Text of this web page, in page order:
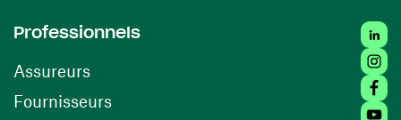
Professionnels
Assureurs
Fournisseurs(ouvre une nouvelle fenêtre)